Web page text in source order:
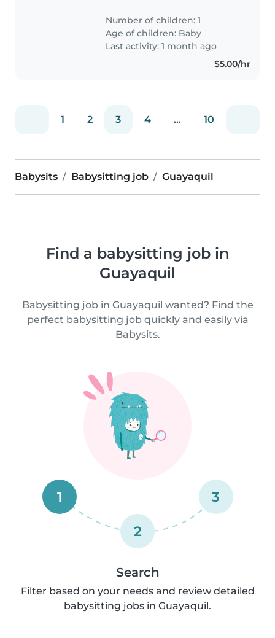
que me comprenda y yo
comprende a los que va a ser mi
jefe y soy muy buena trabajadora
y soy..
Number of children: 1
Age of children: Baby
Last activity: 1 month ago
$5.00/hr
1 2 3 4 ... 10
Babysits Babysitting job Guayaquil
Find a babysitting job in
Guayaquil
Babysitting job in Guayaquil wanted? Find the
perfect babysitting job quickly and easily via
Babysits.
1
2
3
Search
Filter based on your needs and review detailed
babysitting jobs in Guayaquil.